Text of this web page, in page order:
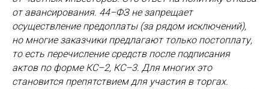
от авансирования. 44–ФЗ не запрещает
осуществление предоплаты (за рядом исключений),
но многие заказчики предлагают только постоплату,
то есть перечисление средств после подписания
актов по форме КС–2, КС–3. Для многих это
становится препятствием для участия в торгах.